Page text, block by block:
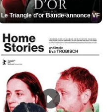
Le Triangle d'or Bande-annonce VF